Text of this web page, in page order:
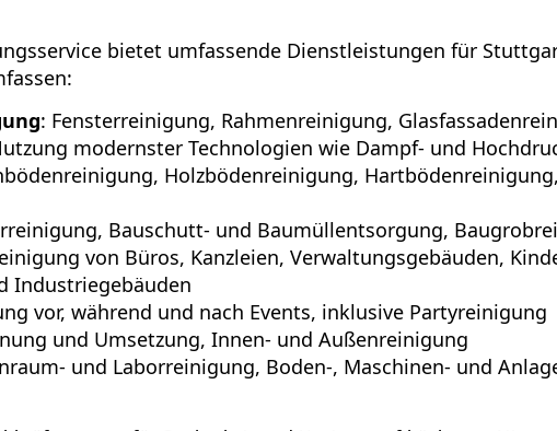
bietet umfassende Dienstleistungen für
: Fensterreinigung, Rahmenreinigung,
modernster Technologien wie Dampf- und
Holzbödenreinigung,
Bauschutt- und Baumüllentsorgung,
von Büros, Kanzleien, Verwaltungsgebäuden,
Industriegebäuden
vor, während und nach Events, inklusive Partyreinigung
und Umsetzung, Innen- und Außenreinigung
und Laborreinigung, Boden-, Maschinen- und